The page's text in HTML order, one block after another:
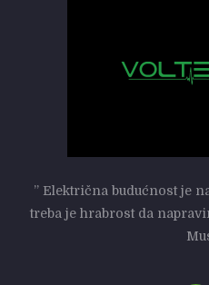
” Električna budućnost je
treba je hrabrost da